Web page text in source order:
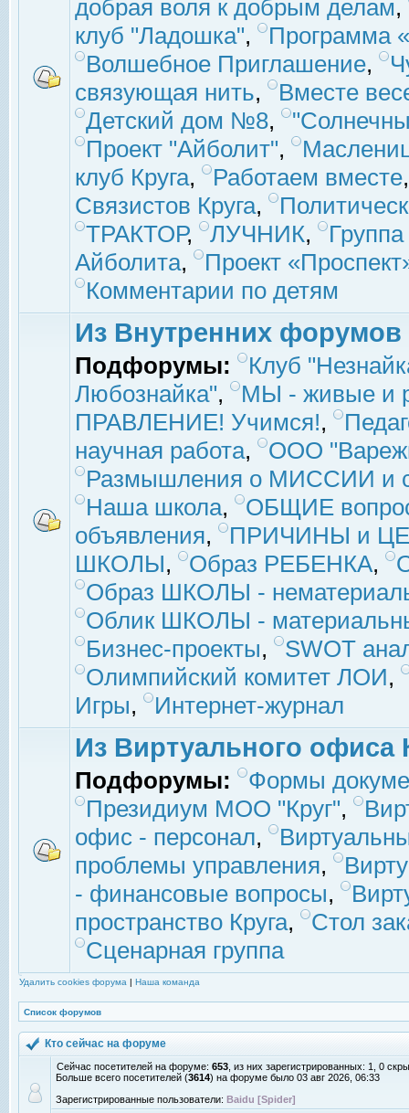
добрая воля к добрым делам,
клуб "Ладошка",
Программа
Волшебное Приглашение,
связующая нить,
Вместе
Детский дом №8,
Проект "Айболит",
клуб Круга, Работаем вместе
Связистов Круга,
ТРАКТОР, ЛУЧНИК,
Айболита,
Проект
Комментарии по детям
Из Внутренних форумов
Подфорумы:
Клуб
Любознайка",
МЫ - живые и
ПРАВЛЕНИЕ! Учимся!,
научная работа,
ООО
Размышления о МИССИИ и
Наша школа,
ОБЩИЕ
объявления,
ПРИЧИНЫ и
ШКОЛЫ, Образ РЕБЕНКА,
Образ ШКОЛЫ -
Облик ШКОЛЫ -
Бизнес-проекты,
SWOT
Олимпийский комитет ЛОИ,
Игры, Интернет-журнал
Из Виртуального офиса
Подфорумы:
Формы
Президиум МОО "Круг",
офис - персонал,
проблемы управления,
- финансовые вопросы,
пространство Круга,
Стол
Сценарная группа
Удалить cookies форума | Наша команда
Список форумов
Кто сейчас на форуме
Сейчас посетителей на форуме: 653 , из них зарегистрированных: 1, 0
Больше всего посетителей (3614) на форуме было 03 авг 2026, 06:33
Зарегистрированные пользователи: Baidu [Spider]